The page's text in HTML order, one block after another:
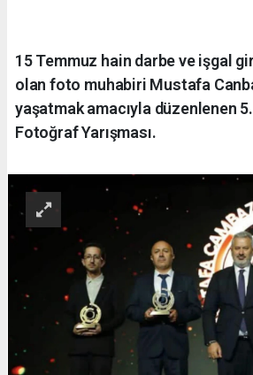
15 Temmuz hain darbe ve işgal
olan foto muhabiri Mustafa
yaşatmak amacıyla düzenlenen
Fotoğraf Yarışması.